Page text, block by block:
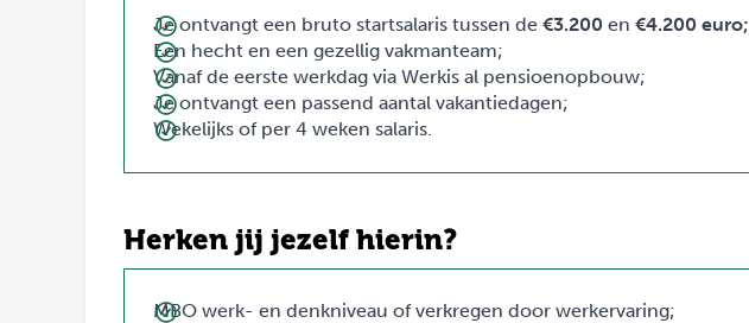
Je ontvangt een bruto startsalaris tussen de €3.200 en €4.200 euro;
Een hecht en een gezellig vakmanteam;
Vanaf de eerste werkdag via Werkis al pensioenopbouw;
Je ontvangt een passend aantal vakantiedagen;
Wekelijks of per 4 weken salaris.
Herken jij jezelf hierin?
MBO werk- en denkniveau of verkregen door werkervaring;